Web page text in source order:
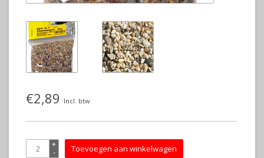
€2,89 Incl. btw
+
- Toevoegen aan winkelwagen